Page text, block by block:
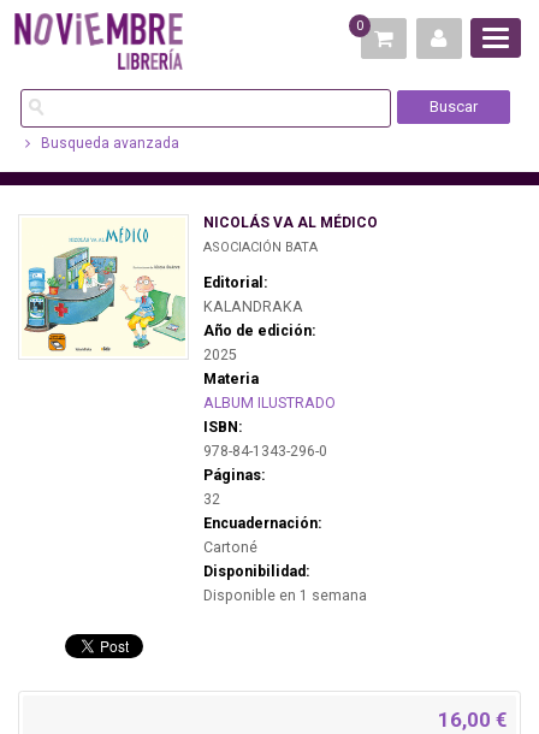
0
Busqueda avanzada
NICOLÁS VA AL MÉDICO
ASOCIACIÓN BATA
Editorial:
KALANDRAKA
Año de edición:
2025
Materia
ALBUM ILUSTRADO
ISBN:
978-84-1343-296-0
Páginas:
32
Encuadernación:
Cartoné
Disponibilidad:
Disponible en 1 semana
16,00 €